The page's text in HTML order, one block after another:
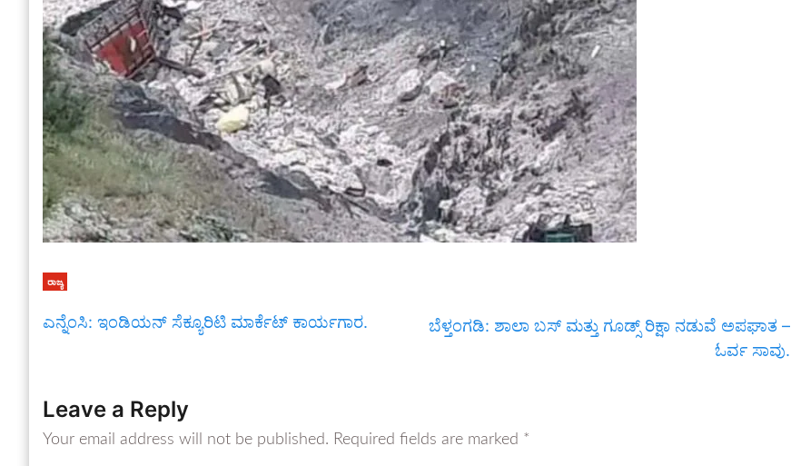
ರಾಜ್ಯ
ಎನ್ನೆಂಸಿ: ಇಂಡಿಯನ್ ಸೆಕ್ಯೂರಿಟಿ ಮಾರ್ಕೆಟ್ ಕಾರ್ಯಗಾರ.
ಬೆಳ್ತಂಗಡಿ: ಶಾಲಾ ಬಸ್ ಮತ್ತು ಗೂಡ್ಸ್ ರಿಕ್ಷಾ ನಡುವೆ ಅಪಘಾತ –
ಓರ್ವ ಸಾವು.
Leave a Reply
Your email address will not be published. Required fields are marked *